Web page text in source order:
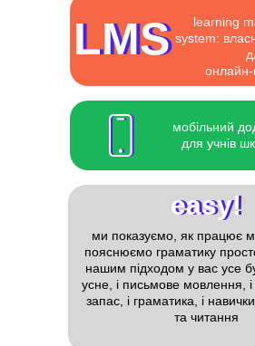
LMS
LMS
learning
system:
онлайн-
ми показуємо, як працює
пояснюємо граматику
нашим підходом у вас усе
усне, і письмове мовлення,
запас, і граматика, і
та читання
easy!
easy!
мобільний
для учнів